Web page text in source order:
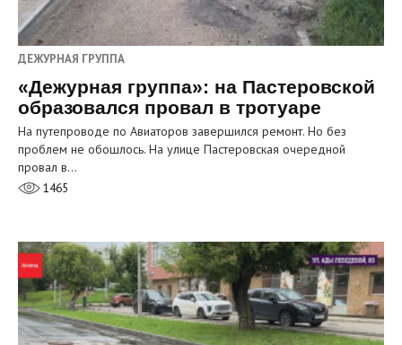
ДЕЖУРНАЯ ГРУППА
«Дежурная группа»: на Пастеровской
образовался провал в тротуаре
На путепроводе по Авиаторов завершился ремонт. Но без
проблем не обошлось. На улице Пастеровская очередной
провал в…
1465